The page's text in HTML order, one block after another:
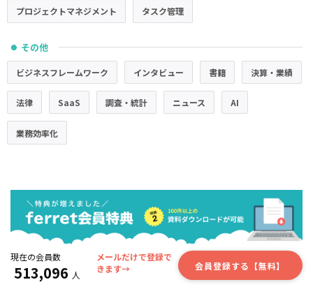
プロジェクトマネジメント タスク管理
● その他
ビジネスフレームワーク インタビュー 書籍 決算・業績
法律 SaaS 調査・統計 ニュース AI
業務効率化
現在の会員数
513,096 人
メールだけで登録で
きます→
会員登録する【無料】